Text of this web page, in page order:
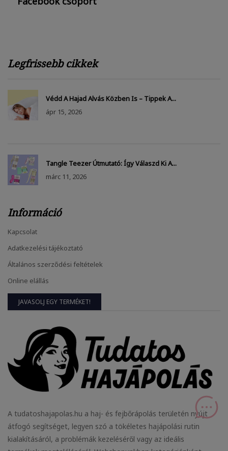
A tudatoshajapolas.hu a haj- és fejbőrápolás területén nyújt
átfogó segítséget, legyen szó a tökéletes hajápolási rutin
kialakításáról, a problémák kezeléséről vagy az ideális
Legfrissebb cikkek
Védd A Hajad Alvás Közben Is – Tippek A...
ápr 15, 2026
Tangle Teezer Útmutató: Így Válaszd Ki A...
márc 11, 2026
Információ
Kapcsolat
Adatkezelési tájékoztató
Általános szerződési feltételek
Online elállás
JAVASOLJ EGY TERMÉKET!